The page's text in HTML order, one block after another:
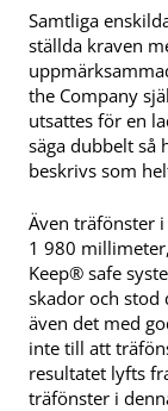
Samtliga
ställda kraven
the Company
utsattes för en
säga dubbelt så
beskrivs som
Även träfönster
1 980
Keep® safe
skador och stod
även det med
inte till att
resultatet lyfts
träfönster i